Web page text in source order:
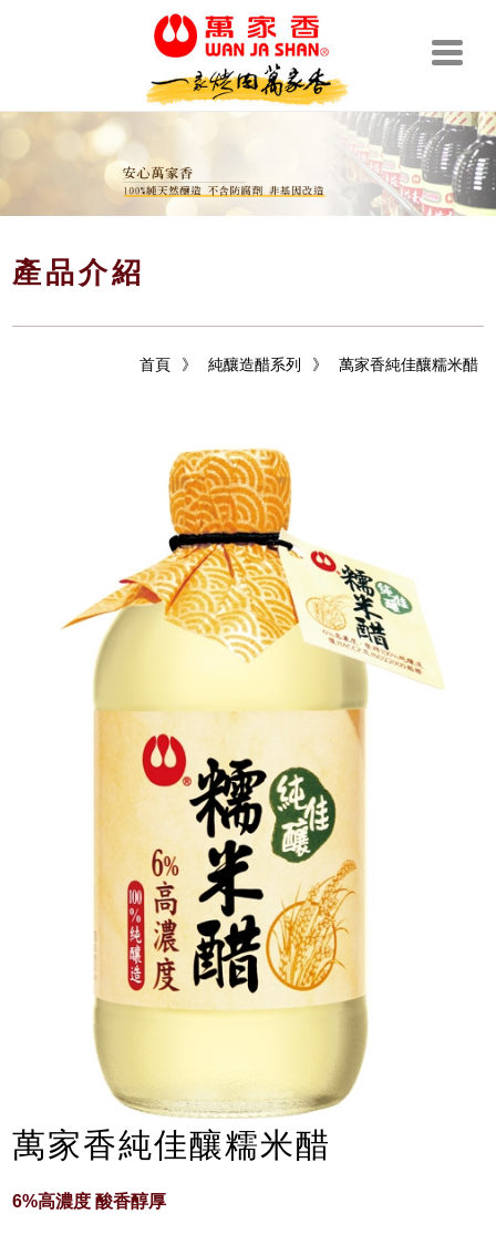
產品介紹
萬家香純佳釀糯米醋
》
純釀造醋系列
》
首頁
萬家香純佳釀糯米醋
6%高濃度 酸香醇厚